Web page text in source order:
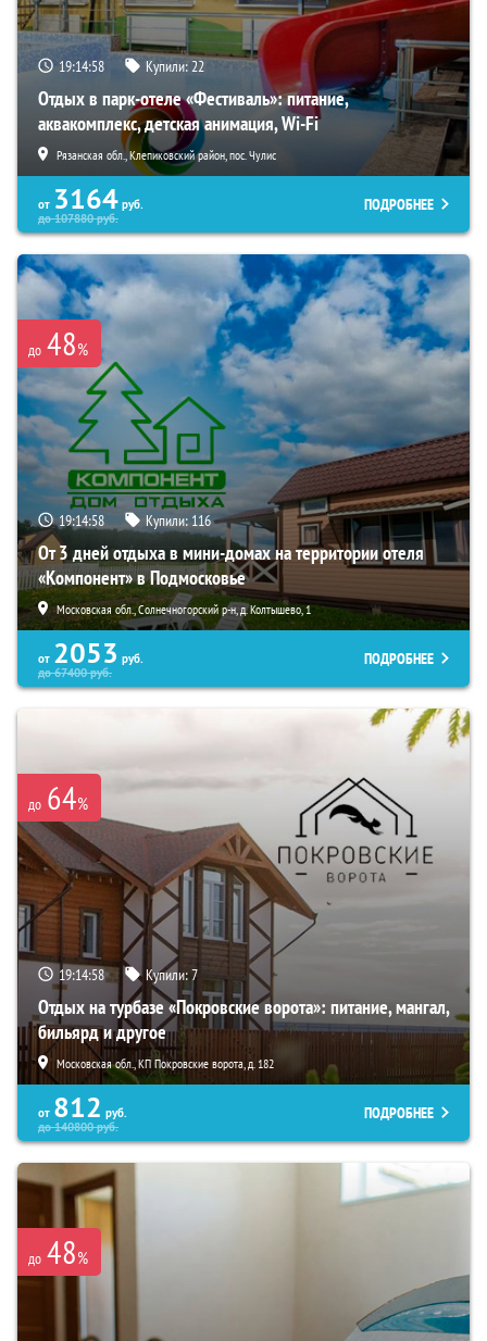
19:14:56 Купили:22
Отдых в парк-отеле «Фестиваль»: питание,
аквакомплекс, детская анимация, Wi-Fi
Рязанская обл., Клепиковский район, пос. Чулис
от 3164 руб.
до107880руб.
ПОДРОБНЕЕ
до 48%
19:14:56 Купили: 116
От 3 дней отдыха в мини-домах на территории отеля
«Компонент» в Подмосковье
Московская обл., Солнечногорский р-н, д. Колтышево, 1
от 2053 руб.
до67400руб.
ПОДРОБНЕЕ
до 64%
19:14:56 Купили:7
Отдых на турбазе «Покровские ворота»: питание, мангал,
бильярд и другое
Московская обл., КП Покровские ворота, д. 182
от 812 руб.
до140800руб.
ПОДРОБНЕЕ
до 48%